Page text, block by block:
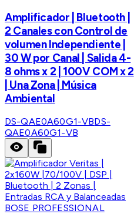
Amplificador | Bluetooth |
2 Canales con Control de
volumen Independiente |
30 W por Canal | Salida 4-
8 ohms x 2 | 100V COM x 2
| Una Zona | Música
Ambiental
DS-QAE0A60G1-VBDS-
QAE0A60G1-VB
BOSE PROFESSIONAL